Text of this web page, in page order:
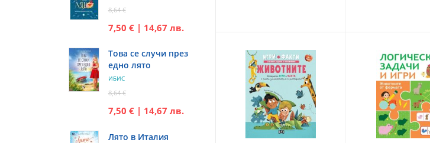
8,64 €
7,50 € | 14,67 лв.
Това се случи през
едно лято
ИБИС
8,64 €
7,50 € | 14,67 лв.
Лято в Италия